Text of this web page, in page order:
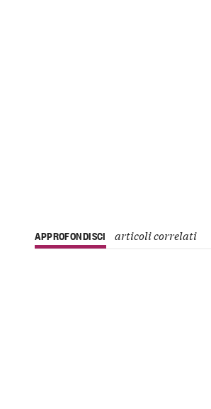
APPROFONDISCI articoli correlati